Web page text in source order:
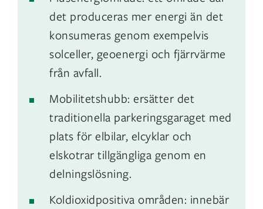
det produceras mer energi än det
konsumeras genom exempelvis
solceller, geoenergi och fjärrvärme
från avfall.
Mobilitetshubb: ersätter det
traditionella parkeringsgaraget med
plats för elbilar, elcyklar och
elskotrar tillgängliga genom en
delningslösning.
Koldioxidpositiva områden: innebär